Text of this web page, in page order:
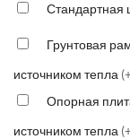
Стандартная
Грунтовая
источником тепла
Опорная
источником тепла